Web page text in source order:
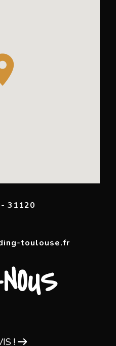
31120
toulouse.fr
!